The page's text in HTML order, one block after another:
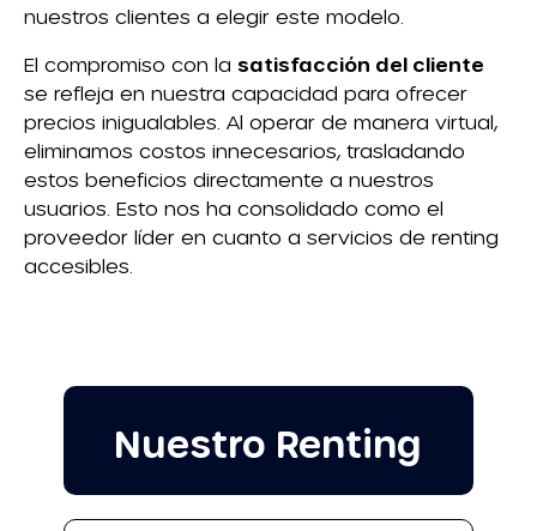
nuestros clientes a elegir este modelo.
El compromiso con la satisfacción del cliente
se refleja en nuestra capacidad para ofrecer
precios inigualables. Al operar de manera virtual,
eliminamos costos innecesarios, trasladando
estos beneficios directamente a nuestros
usuarios. Esto nos ha consolidado como el
proveedor líder en cuanto a servicios de renting
accesibles.
Nuestro Renting